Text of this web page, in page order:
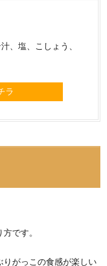
、塩、こしょう、
ラ
です。
りがっこの食感が楽しい